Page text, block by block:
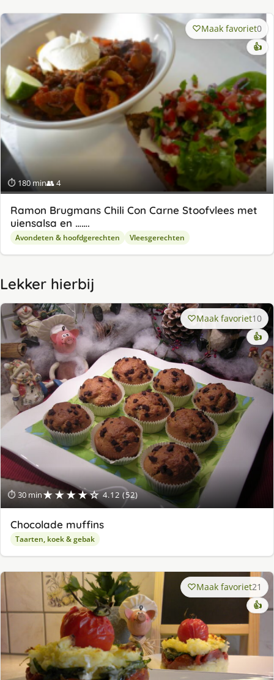
⏱ 180 min👥 4
Maak favoriet0
👍
Ramon Brugmans Chili Con Carne Stoofvlees met
uiensalsa en …….
Avondeten & hoofdgerechten Vleesgerechten
Lekker hierbij
⏱ 30 min★★★★☆ 4.12 (52)
Maak favoriet10
👍
Chocolade muffins
Taarten, koek & gebak
Maak favoriet21
👍